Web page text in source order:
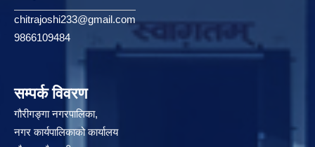
chitrajoshi233@gmail.com
9866109484
सम्पर्क विवरण
गौरीगङ्गा नगरपालिका,
नगर कार्यपालिकाको कार्यालय